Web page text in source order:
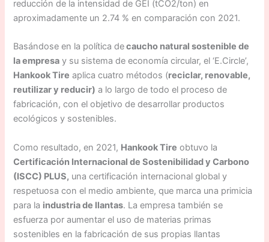
reducción de la intensidad de GEI (tCO2/ton) en
aproximadamente un 2.74 % en comparación con 2021.
Basándose en la política decaucho natural sostenible de
la empresa y su sistema de economía circular, el ‘E.Circle’,
Hankook Tire aplica cuatro métodos (reciclar, renovable,
reutilizar y reducir) a lo largo de todo el proceso de
fabricación, con el objetivo de desarrollar productos
ecológicos y sostenibles.
Como resultado, en 2021, Hankook Tire obtuvo la
Certificación Internacional de Sostenibilidad y Carbono
(ISCC) PLUS, una certificación internacional global y
respetuosa con el medio ambiente, que marca una primicia
para la industria de llantas. La empresa también se
esfuerza por aumentar el uso de materias primas
sostenibles en la fabricación de sus propias llantas